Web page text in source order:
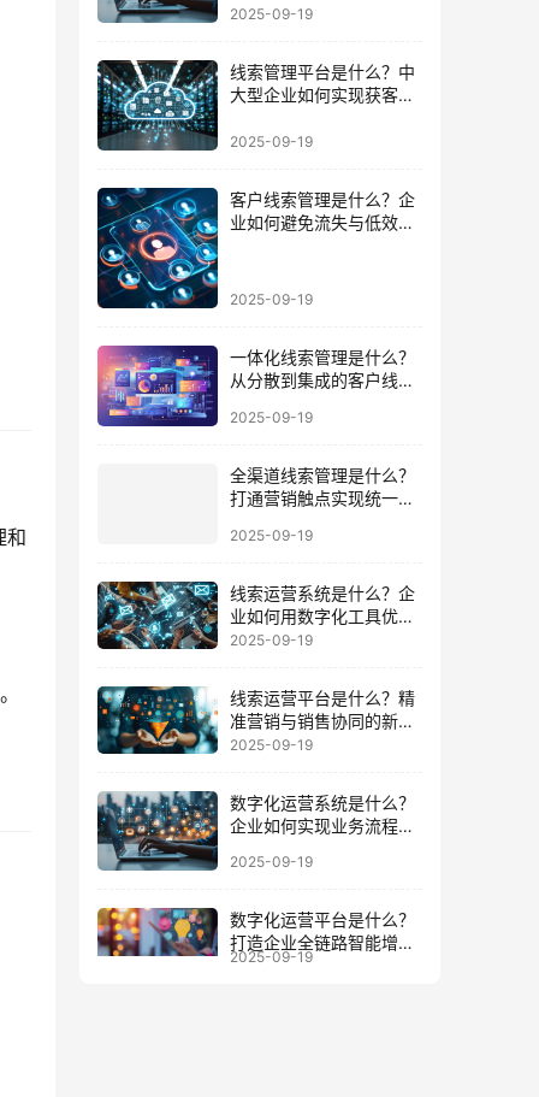
和
2025-09-19
线索管理平台是什么？中
大型企业如何实现获客到
2025-09-19
客户线索管理是什么？企
业如何避免流失与低效跟
2025-09-19
一体化线索管理是什么？
从分散到集成的客户线索
2025-09-19
全渠道线索管理是什么？
打通营销触点实现统一数
2025-09-19
线索运营系统是什么？企
业如何用数字化工具优化
客户全周期
2025-09-19
线索运营平台是什么？精
准营销与销售协同的新增
长引擎
2025-09-19
数字化运营系统是什么？
企业如何实现业务流程与
2025-09-19
数字化运营平台是什么？
打造企业全链路智能增长
的底座
2025-09-19